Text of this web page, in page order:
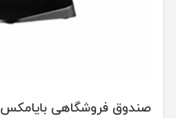
صندوق فروشگاهی بایامکس BAYAMAX Z5 (j6412)